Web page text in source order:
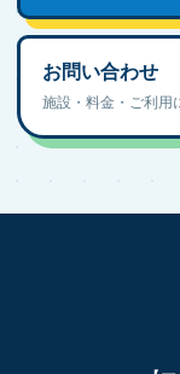
お問い合わせ
施設・料金・ご利用